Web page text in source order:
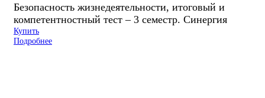
Безопасность жизнедеятельности, итоговый и
компетентностный тест – 3 семестр. Синергия
Купить
Подробнее